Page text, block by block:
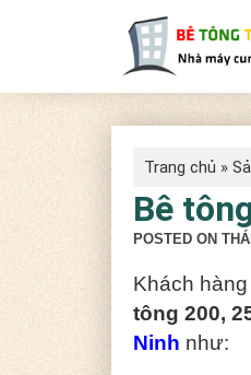
Trang chủ »
Bê
POSTED ON
Khách
tông 200,
Ninh như: